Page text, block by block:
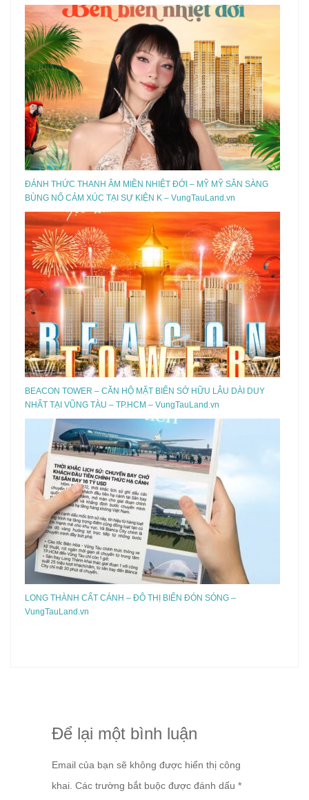
ĐÁNH THỨC THANH ÂM MIỀN NHIỆT ĐỚI – MỸ MỸ SẴN SÀNG
BÙNG NỔ CẢM XÚC TẠI SỰ KIỆN K – VungTauLand.vn
BEACON TOWER – CĂN HỘ MẶT BIỂN SỞ HỮU LÂU DÀI DUY
NHẤT TẠI VŨNG TÀU – TP.HCM – VungTauLand.vn
LONG THÀNH CẤT CÁNH – ĐÔ THỊ BIỂN ĐÓN SÓNG –
VungTauLand.vn
Để lại một bình luận
Email của bạn sẽ không được hiển thị công
khai. Các trường bắt buộc được đánh dấu *